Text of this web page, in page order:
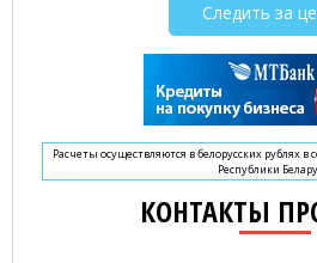
Следить за
Расчеты осуществляются в белорусских рублях в
Республики
КОНТАКТЫ